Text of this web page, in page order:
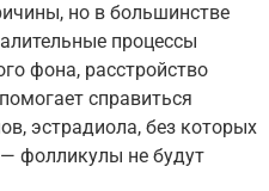
но в большинстве
процессы
фона, расстройство
справиться
эстрадиола, без которых
фолликулы не будут